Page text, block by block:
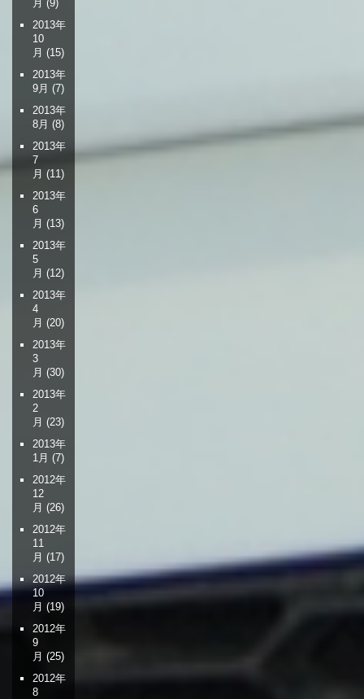
月 (9)
2013年
10
月 (15)
2013年
9月 (7)
2013年
8月 (8)
2013年
7
月 (11)
2013年
6
月 (13)
2013年
5
月 (12)
2013年
4
月 (20)
2013年
3
月 (30)
2013年
2
月 (23)
2013年
1月 (7)
2012年
12
月 (26)
2012年
11
月 (17)
2012年
10
月 (19)
2012年
9
月 (25)
2012年
8